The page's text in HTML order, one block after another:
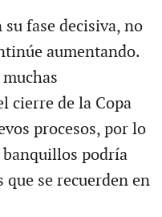
fase decisiva, no
aumentando.
cierre de la Copa
procesos, por lo
podría
que se recuerden en